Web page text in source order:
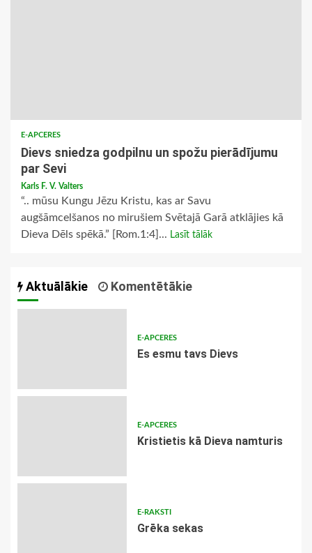
E-APCERES
Dievs sniedza godpilnu un spožu pierādījumu
par Sevi
Karls F. V. Valters
“.. mūsu Kungu Jēzu Kristu, kas ar Savu
augšāmcelšanos no mirušiem Svētajā Garā atklājies kā
Dieva Dēls spēkā.” [Rom.1:4]... Lasīt tālāk
Aktuālākie Komentētākie
E-APCERES
Es esmu tavs Dievs
E-APCERES
Kristietis kā Dieva namturis
E-RAKSTI
Grēka sekas